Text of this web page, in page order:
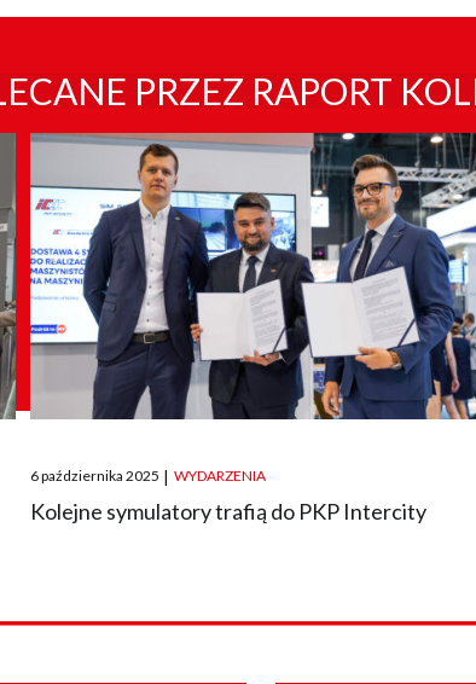
PRZEZ RAPORT
Posted
on
6 października 2025 | WYDARZENIA
Kolejne symulatory trafią do PKP Intercity